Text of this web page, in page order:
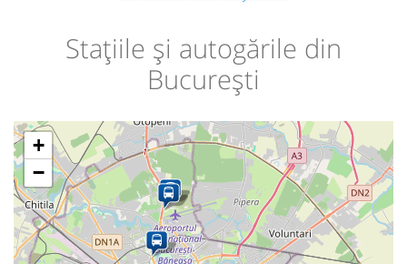
Stațiile și autogările din
București
+
−